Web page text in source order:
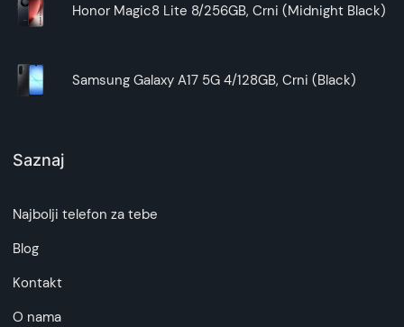
Honor Magic8 Lite 8/256GB, Crni (Midnight Black)
Samsung Galaxy A17 5G 4/128GB, Crni (Black)
Saznaj
Najbolji telefon za tebe
Blog
Kontakt
O nama